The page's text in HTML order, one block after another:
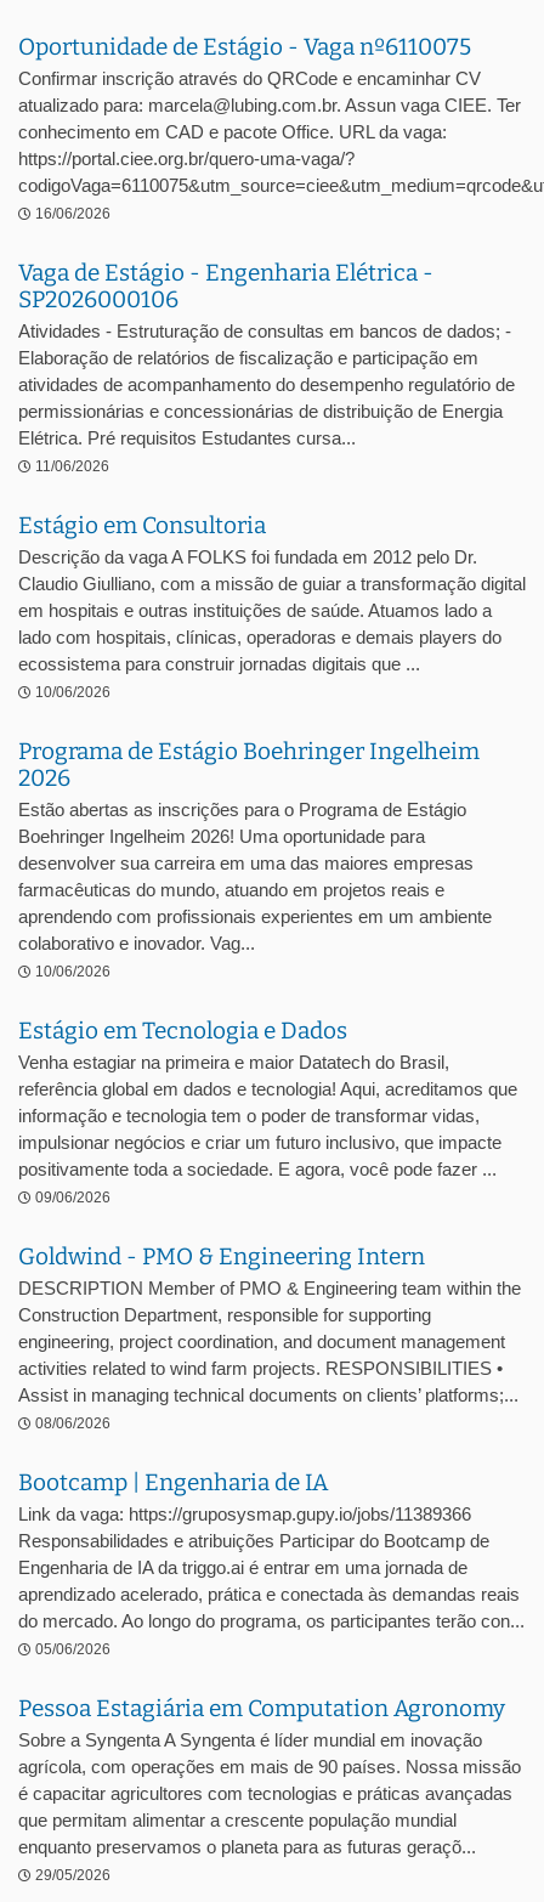
Oportunidade de Estágio - Vaga nº6110075
Confirmar inscrição através do QRCode e encaminhar CV
atualizado para: marcela@lubing.com.br. Assun vaga CIEE. Ter
conhecimento em CAD e pacote Office. URL da vaga:
https://portal.ciee.org.br/quero-uma-vaga/?
16/06/2026
Vaga de Estágio - Engenharia Elétrica -
SP2026000106
Atividades - Estruturação de consultas em bancos de dados; -
Elaboração de relatórios de fiscalização e participação em
atividades de acompanhamento do desempenho regulatório de
permissionárias e concessionárias de distribuição de Energia
Elétrica. Pré requisitos Estudantes cursa...
11/06/2026
Estágio em Consultoria
Descrição da vaga A FOLKS foi fundada em 2012 pelo Dr.
Claudio Giulliano, com a missão de guiar a transformação digital
em hospitais e outras instituições de saúde. Atuamos lado a
lado com hospitais, clínicas, operadoras e demais players do
ecossistema para construir jornadas digitais que ...
10/06/2026
Programa de Estágio Boehringer Ingelheim
2026
Estão abertas as inscrições para o Programa de Estágio
Boehringer Ingelheim 2026! Uma oportunidade para
desenvolver sua carreira em uma das maiores empresas
farmacêuticas do mundo, atuando em projetos reais e
aprendendo com profissionais experientes em um ambiente
colaborativo e inovador. Vag...
10/06/2026
Estágio em Tecnologia e Dados
Venha estagiar na primeira e maior Datatech do Brasil,
referência global em dados e tecnologia! Aqui, acreditamos que
informação e tecnologia tem o poder de transformar vidas,
impulsionar negócios e criar um futuro inclusivo, que impacte
positivamente toda a sociedade. E agora, você pode fazer ...
09/06/2026
Goldwind - PMO & Engineering Intern
DESCRIPTION Member of PMO & Engineering team within the
Construction Department, responsible for supporting
engineering, project coordination, and document management
activities related to wind farm projects. RESPONSIBILITIES •
Assist in managing technical documents on clients’ platforms;...
08/06/2026
Bootcamp | Engenharia de IA
Link da vaga: https://gruposysmap.gupy.io/jobs/11389366
Responsabilidades e atribuições Participar do Bootcamp de
Engenharia de IA da triggo.ai é entrar em uma jornada de
aprendizado acelerado, prática e conectada às demandas reais
do mercado. Ao longo do programa, os participantes terão con...
05/06/2026
Pessoa Estagiária em Computation Agronomy
Sobre a Syngenta A Syngenta é líder mundial em inovação
agrícola, com operações em mais de 90 países. Nossa missão
é capacitar agricultores com tecnologias e práticas avançadas
que permitam alimentar a crescente população mundial
enquanto preservamos o planeta para as futuras geraçõ...
29/05/2026